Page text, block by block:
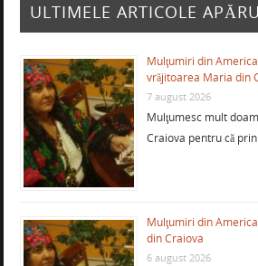
ULTIMELE ARTICOLE
Mulţumiri din
vrăjitoarea Maria din
7 august 2026
Mulţumesc mult
Craiova pentru că
Mulţumiri din
din Craiova
6 august 2026